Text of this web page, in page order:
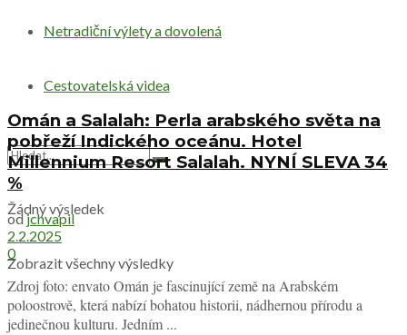
Netradiční výlety a dovolená
Cestovatelská videa
Žádný výsledek
Zobrazit všechny výsledky
Omán a Salalah: Perla arabského světa na
pobřeží Indického oceánu. Hotel
Millennium Resort Salalah. NYNÍ SLEVA 34
%
od jchvapil
2.2.2025
0
Zdroj foto: envato Omán je fascinující země na Arabském
poloostrově, která nabízí bohatou historii, nádhernou přírodu a
jedinečnou kulturu. Jedním ...